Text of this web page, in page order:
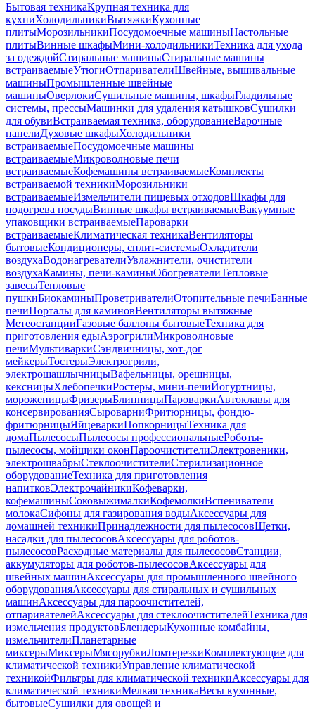
Бытовая техникаКрупная техника для
кухниХолодильникиВытяжкиКухонные
плитыМорозильникиПосудомоечные машиныНастольные
плитыВинные шкафыМини-холодильникиТехника для ухода
за одеждойСтиральные машиныСтиральные машины
встраиваемыеУтюгиОтпаривателиШвейные, вышивальные
машиныПромышленные швейные
машиныОверлокиСушильные машины, шкафыГладильные
системы, прессыМашинки для удаления катышковСушилки
для обувиВстраиваемая техника, оборудованиеВарочные
панелиДуховые шкафыХолодильники
встраиваемыеПосудомоечные машины
встраиваемыеМикроволновые печи
встраиваемыеКофемашины встраиваемыеКомплекты
встраиваемой техникиМорозильники
встраиваемыеИзмельчители пищевых отходовШкафы для
подогрева посудыВинные шкафы встраиваемыеВакуумные
упаковщики встраиваемыеПароварки
встраиваемыеКлиматическая техникаВентиляторы
бытовыеКондиционеры, сплит-системыОхладители
воздухаВодонагревателиУвлажнители, очистители
воздухаКамины, печи-каминыОбогревателиТепловые
завесыТепловые
пушкиБиокаминыПроветривателиОтопительные печиБанные
печиПорталы для каминовВентиляторы вытяжные
МетеостанцииГазовые баллоны бытовыеТехника для
приготовления едыАэрогрилиМикроволновые
печиМультиваркиСэндвичницы, хот-дог
мейкерыТостерыЭлектрогрили,
электрошашлычницыВафельницы, орешницы,
кексницыХлебопечкиРостеры, мини-печиЙогуртницы,
мороженицыФризерыБлинницыПароваркиАвтоклавы для
консервированияСыроварниФритюрницы, фондю-
фритюрницыЯйцеваркиПопкорницыТехника для
домаПылесосыПылесосы профессиональныеРоботы-
пылесосы, мойщики оконПароочистителиЭлектровеники,
электрошвабрыСтеклоочистителиСтерилизационное
оборудованиеТехника для приготовления
напитковЭлектрочайникиКофеварки,
кофемашиныСоковыжималкиКофемолкиВспениватели
молокаСифоны для газирования водыАксессуары для
домашней техникиПринадлежности для пылесосовЩетки,
насадки для пылесосовАксессуары для роботов-
пылесосовРасходные материалы для пылесосовСтанции,
аккумуляторы для роботов-пылесосовАксессуары для
швейных машинАксессуары для промышленного швейного
оборудованияАксессуары для стиральных и сушильных
машинАксессуары для пароочистителей,
отпаривателейАксессуары для стеклоочистителейТехника для
измельчения продуктовБлендерыКухонные комбайны,
измельчителиПланетарные
миксерыМиксерыМясорубкиЛомтерезкиКомплектующие для
климатической техникиУправление климатической
техникойФильтры для климатической техникиАксессуары для
климатической техникиМелкая техникаВесы кухонные,
бытовыеСушилки для овощей и